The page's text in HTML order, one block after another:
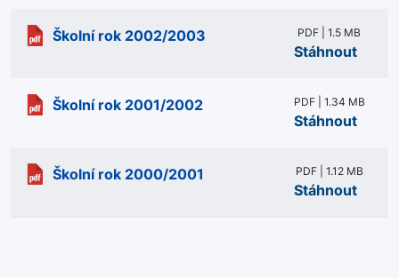
Školní rok 2002/2003 PDF | 1.5 MB
Stáhnout
Školní rok 2001/2002 PDF | 1.34 MB
Stáhnout
Školní rok 2000/2001 PDF | 1.12 MB
Stáhnout